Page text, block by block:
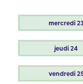
mercredi
jeudi24
vendredi